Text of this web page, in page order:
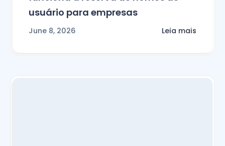
usuário para empresas
June 8, 2026 Leia mais